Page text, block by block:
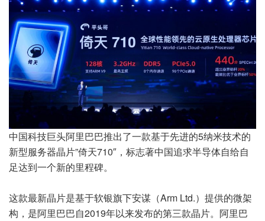
中国科技巨头阿里巴巴推出了一款基于先进的5纳米技术的
新型服务器晶片”倚天710″，标志著中国追求半导体自给自
足达到一个新的里程碑。
这款最新晶片是基于软银旗下安谋（Arm Ltd.）提供的微架
构，是阿里巴巴自2019年以来发布的第三款晶片。阿里巴